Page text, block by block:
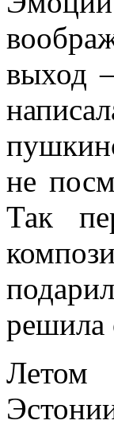
выход
не
Так
решила
Летом